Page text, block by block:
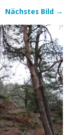
Nächstes Bild →